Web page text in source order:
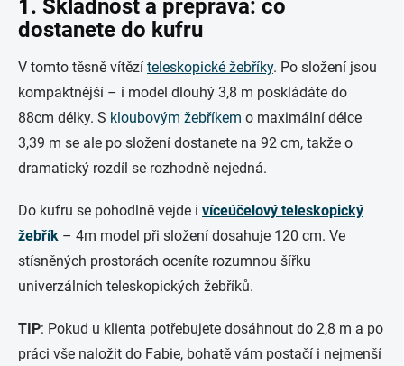
1. Skladnost a přeprava: co
dostanete do kufru
V tomto těsně vítězí teleskopické žebříky. Po složení jsou
kompaktnější – i model dlouhý 3,8 m poskládáte do
88cm délky. S kloubovým žebříkem o maximální délce
3,39 m se ale po složení dostanete na 92 cm, takže o
dramatický rozdíl se rozhodně nejedná.
Do kufru se pohodlně vejde i víceúčelový teleskopický
žebřík – 4m model při složení dosahuje 120 cm. Ve
stísněných prostorách oceníte rozumnou šířku
univerzálních teleskopických žebříků.
TIP: Pokud u klienta potřebujete dosáhnout do 2,8 m a po
práci vše naložit do Fabie, bohatě vám postačí i nejmenší